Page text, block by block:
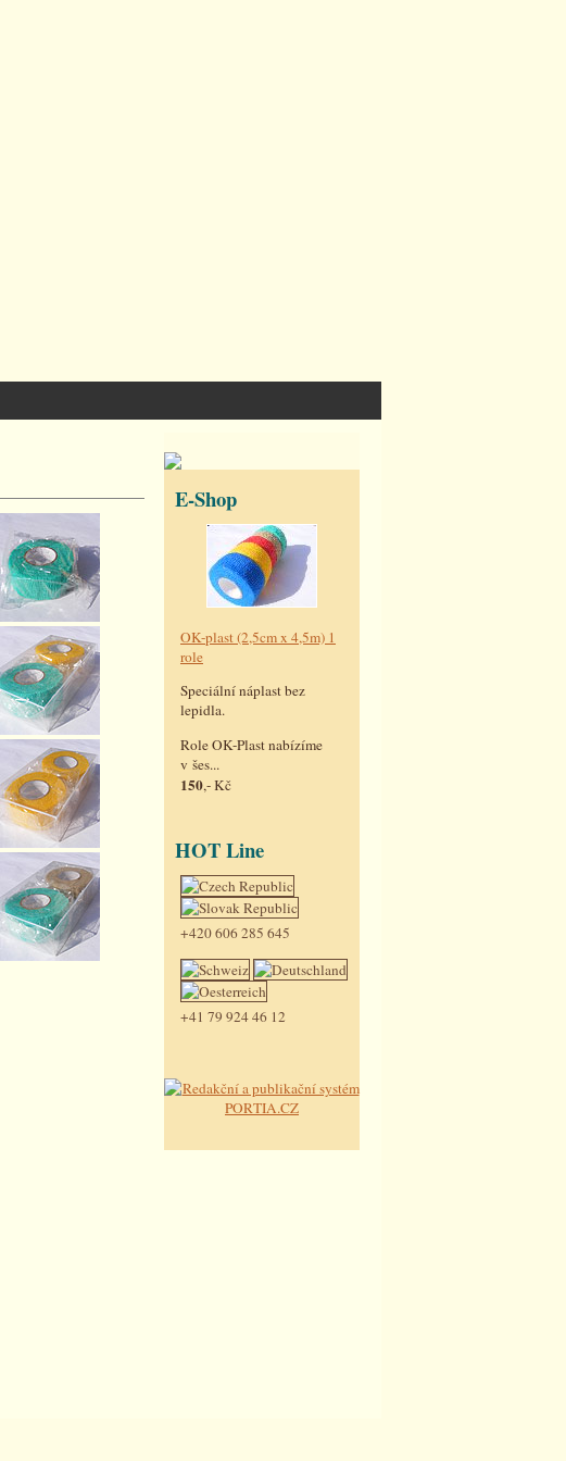
E-Shop
OK-plast (2,5cm x 4,5m) 1
role
Speciální náplast bez
lepidla.
Role OK-Plast nabízíme
v šes...
150,- Kč
HOT Line
+420 606 285 645
+41 79 924 46 12